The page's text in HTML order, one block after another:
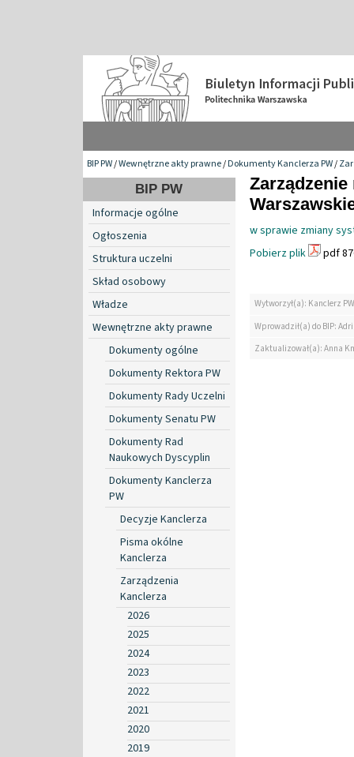
BIP PW/Wewnętrzne akty prawne/Dokumenty Kanclerza PW/
BIP PW
Informacje ogólne
Ogłoszenia
Struktura uczelni
Skład osobowy
Władze
Wewnętrzne akty prawne
Dokumenty ogólne
Dokumenty Rektora PW
Dokumenty Rady Uczelni
Dokumenty Senatu PW
Dokumenty Rad
Naukowych Dyscyplin
Dokumenty Kanclerza
PW
Decyzje Kanclerza
Pisma okólne
Kanclerza
Zarządzenia
Kanclerza
2026
2025
2024
2023
2022
2021
2020
2019
w sprawie zmiany
Pobierz plik
pdf
Wytworzył(a): Kanclerz PW
Wprowadził(a) do BIP:
Zaktualizował(a): Anna